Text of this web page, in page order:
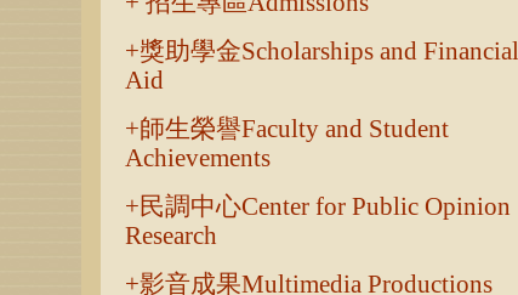
獎助學金Scholarships and Financial
Aid
師生榮譽Faculty and Student
Achievements
民調中心Center for Public Opinion
Research
影音成果Multimedia Productions